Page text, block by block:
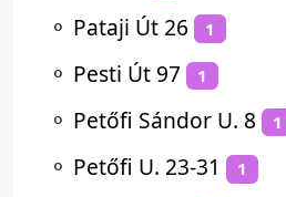
⚬ Pataji Út 26 1
⚬ Pesti Út 97 1
⚬ Petőfi Sándor U. 8 1
⚬ Petőfi U. 23-31 1